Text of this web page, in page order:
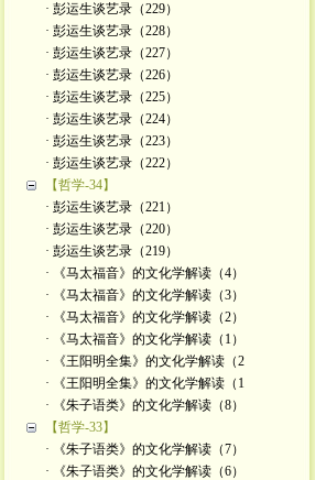
· 彭运生谈艺录（229）
· 彭运生谈艺录（228）
· 彭运生谈艺录（227）
· 彭运生谈艺录（226）
· 彭运生谈艺录（225）
· 彭运生谈艺录（224）
· 彭运生谈艺录（223）
· 彭运生谈艺录（222）
【哲学-34】
· 彭运生谈艺录（221）
· 彭运生谈艺录（220）
· 彭运生谈艺录（219）
· 《马太福音》的文化学解读（4）
· 《马太福音》的文化学解读（3）
· 《马太福音》的文化学解读（2）
· 《马太福音》的文化学解读（1）
· 《王阳明全集》的文化学解读（2
· 《王阳明全集》的文化学解读（1
· 《朱子语类》的文化学解读（8）
【哲学-33】
· 《朱子语类》的文化学解读（7）
· 《朱子语类》的文化学解读（6）